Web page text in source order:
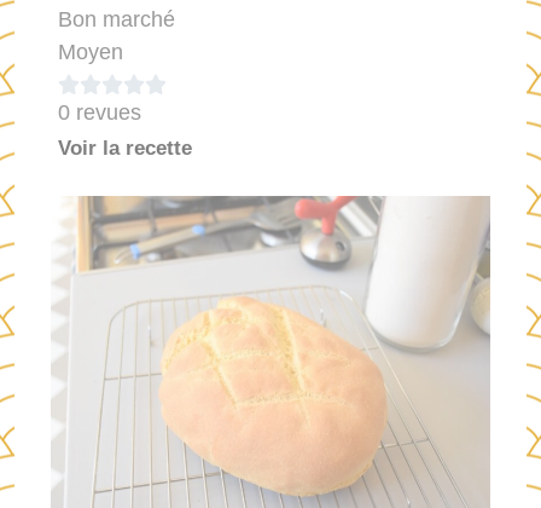
Bon marché
Moyen

0 revues
Voir la recette